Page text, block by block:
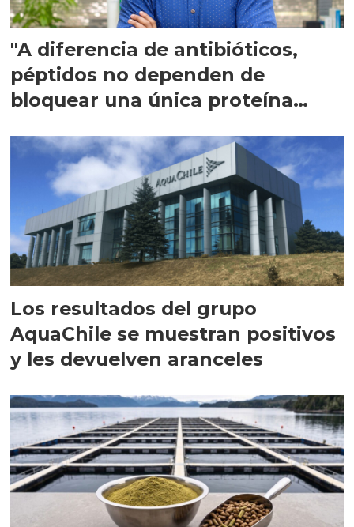
"A diferencia de antibióticos,
péptidos no dependen de
bloquear una única proteína
Los resultados del grupo
AquaChile se muestran positivos
y les devuelven aranceles